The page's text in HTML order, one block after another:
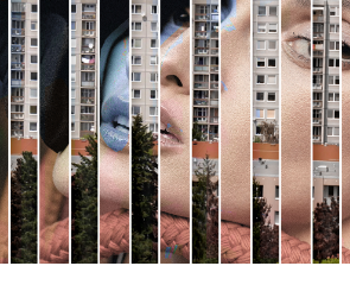
Vše o ČT